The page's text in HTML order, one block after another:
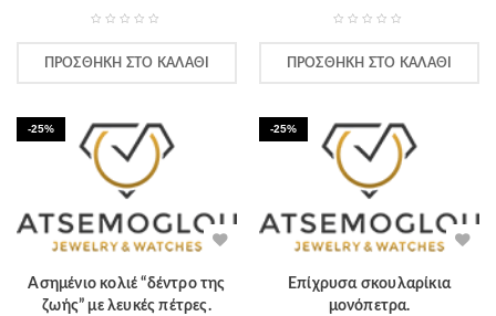
ΠΡΟΣΘΉΚΗ ΣΤΟ ΚΑΛΆΘΙ ΠΡΟΣΘΉΚΗ ΣΤΟ ΚΑΛΆΘΙ
-25%
Ασημένιο κολιέ “δέντρο της
ζωής” με λευκές πέτρες.
-25%
Επίχρυσα σκουλαρίκια
μονόπετρα.